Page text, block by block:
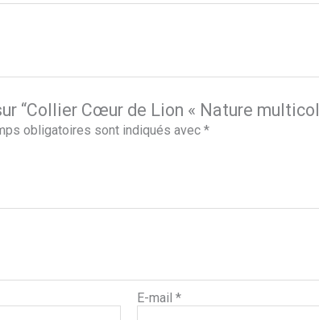
“Collier Cœur de Lion « Nature
obligatoires sont indiqués avec*
E-mail*